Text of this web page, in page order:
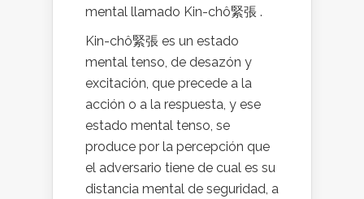
mental llamado Kin-chô緊張 .
Kin-chô緊張 es un estado
mental tenso, de desazón y
excitación, que precede a la
acción o a la respuesta, y ese
estado mental tenso, se
produce por la percepción que
el adversario tiene de cual es su
distancia mental de seguridad, a